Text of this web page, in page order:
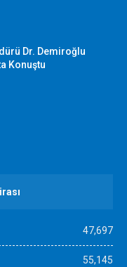
Dr. Demiroğlu
Konuştu
47,697
55,145